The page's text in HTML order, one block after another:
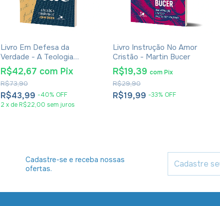
Livro Em Defesa da
Verdade - A Teologia
Trinitária de John Owen -
Carl R. Trueman
R$43,99 -40% OFF
R$73,90
R$42,67 com Pix
2 x de R$22,00 sem juros
Livro Instrução No Amor
Cristão - Martin Bucer
R$19,99 -33% OFF
R$29,90
R$19,39 comPix
Cadastre-se e receba nossas
ofertas.